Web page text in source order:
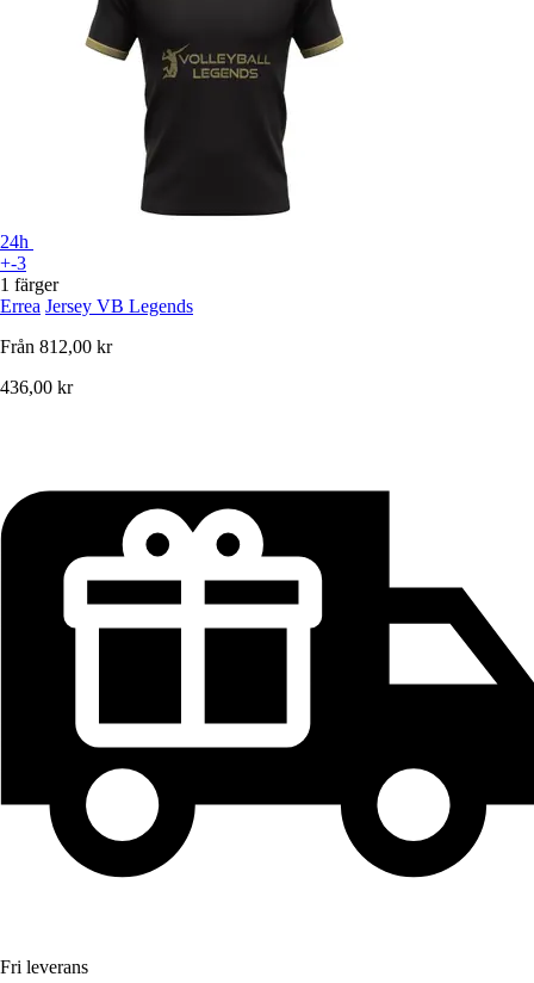
24h
+-3
1 färger
Errea Jersey VB Legends
Från 812,00 kr
436,00 kr
Fri leverans